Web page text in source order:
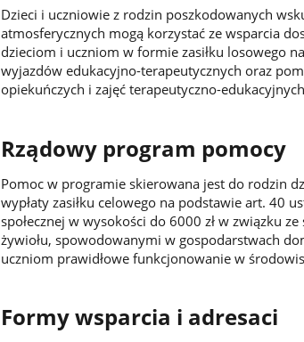
Dzieci i uczniowie z rodzin poszkodowanych
atmosferycznych mogą korzystać ze wsparcia
dzieciom i uczniom w formie zasiłku losowego
wyjazdów edukacyjno-terapeutycznych oraz
opiekuńczych i zajęć terapeutyczno-
Rządowy program pomocy
Pomoc w programie skierowana jest do rodzin
wypłaty zasiłku celowego na podstawie art. 40
społecznej w wysokości do 6000 zł w związku
żywiołu, spowodowanymi w gospodarstwach
uczniom prawidłowe funkcjonowanie w
Formy wsparcia i adresaci